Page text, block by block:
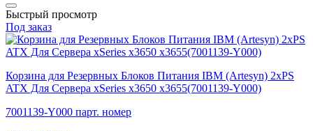
Быстрый просмотр
Под заказ
Корзина для Резервных Блоков Питания IBM (Artesyn) 2xPS
ATX Для Сервера xSeries x3650 x3655(7001139-Y000)
7001139-Y000 парт. номер